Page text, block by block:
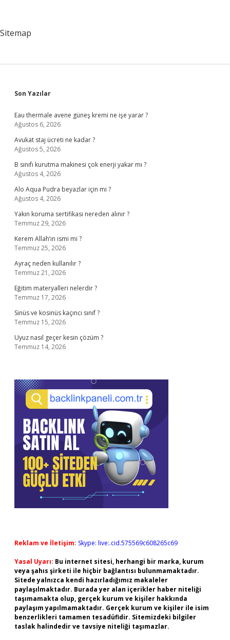
Sitemap
Sidebar
Son Yazılar
Eau thermale avene güneş kremi ne işe yarar ?
Ağustos 6, 2026
Avukat staj ücreti ne kadar ?
Ağustos 5, 2026
B sınıfı kurutma makinesi çok enerji yakar mı ?
Ağustos 4, 2026
Alo Aqua Pudra beyazlar için mi ?
Ağustos 4, 2026
Yakın koruma sertifikası nereden alınır ?
Temmuz 29, 2026
Kerem Allah’ın ismi mi ?
Temmuz 25, 2026
Ayraç neden kullanılır ?
Temmuz 21, 2026
Eğitim materyalleri nelerdir ?
Temmuz 17, 2026
Sinüs ve kosinüs kaçıncı sınıf ?
Temmuz 15, 2026
Uyuz nasıl geçer kesin çözüm ?
Temmuz 14, 2026
Reklam ve İletişim: Skype: live:.cid.575569c608265c69
Yasal Uyarı: Bu internet sitesi, herhangi bir marka, kurum
veya şahıs şirketi ile hiçbir bağlantısı bulunmamaktadır.
Sitede yalnızca kendi hazırladığımız makaleler
paylaşılmaktadır. Burada yer alan içerikler haber niteliği
taşımamakta olup, gerçek kurum ve kişiler hakkında
paylaşım yapılmamaktadır. Gerçek kurum ve kişiler ile isim
benzerlikleri tamamen tesadüfidir. Sitemizdeki bilgiler
taslak halindedir ve tavsiye niteliği taşımazlar.